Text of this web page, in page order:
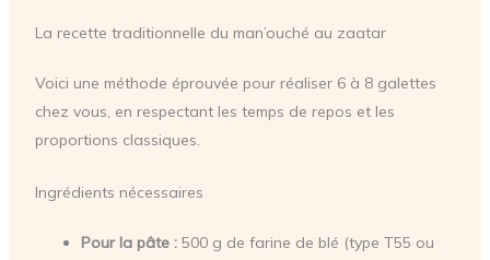
La recette traditionnelle du man’ouché au zaatar
Voici une méthode éprouvée pour réaliser 6 à 8 galettes
chez vous, en respectant les temps de repos et les
proportions classiques.
Ingrédients nécessaires
Pour la pâte :500 g de farine de blé (type T55 ou